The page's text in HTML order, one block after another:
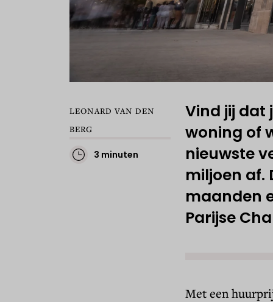
LEONARD VAN DEN
BERG
3 minuten
Vind jij dat
woning of
nieuwste
miljoen af.
maanden
Parijse
Met een